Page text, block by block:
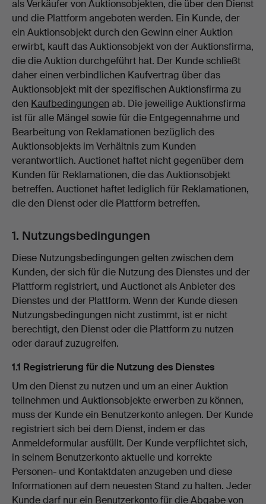
als Verkäufer von Auktionsobjekten, die über den Dienst
und die Plattform angeboten werden. Ein Kunde, der
ein Auktionsobjekt durch den Gewinn einer Auktion
erwirbt, kauft das Auktionsobjekt von der Auktionsfirma,
die die Auktion durchgeführt hat. Der Kunde schließt
daher einen verbindlichen Kaufvertrag über das
Auktionsobjekt mit der spezifischen Auktionsfirma zu
den Kaufbedingungen ab. Die jeweilige Auktionsfirma
ist für alle Mängel sowie für die Entgegennahme und
Bearbeitung von Reklamationen bezüglich des
Auktionsobjekts im Verhältnis zum Kunden
verantwortlich. Auctionet haftet nicht gegenüber dem
Kunden für Reklamationen, die das Auktionsobjekt
betreffen. Auctionet haftet lediglich für Reklamationen,
die den Dienst oder die Plattform betreffen.
1. Nutzungsbedingungen
Diese Nutzungsbedingungen gelten zwischen dem
Kunden, der sich für die Nutzung des Dienstes und der
Plattform registriert, und Auctionet als Anbieter des
Dienstes und der Plattform. Wenn der Kunde diesen
Nutzungsbedingungen nicht zustimmt, ist er nicht
berechtigt, den Dienst oder die Plattform zu nutzen
oder darauf zuzugreifen.
1.1 Registrierung für die Nutzung des Dienstes
Um den Dienst zu nutzen und um an einer Auktion
teilnehmen und Auktionsobjekte erwerben zu können,
muss der Kunde ein Benutzerkonto anlegen. Der Kunde
registriert sich bei dem Dienst, indem er das
Anmeldeformular ausfüllt. Der Kunde verpflichtet sich,
in seinem Benutzerkonto aktuelle und korrekte
Personen- und Kontaktdaten anzugeben und diese
Informationen auf dem neuesten Stand zu halten. Jeder
Kunde darf nur ein Benutzerkonto für die Abgabe von